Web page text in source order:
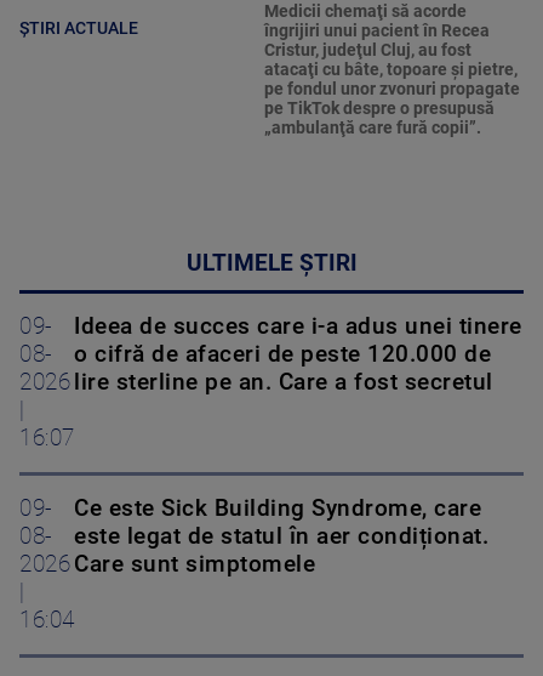
ȘTIRI ACTUALE
Medicii chemaţi să acorde
îngrijiri unui pacient în Recea
Cristur, judeţul Cluj, au fost
atacaţi cu bâte, topoare şi pietre,
pe fondul unor zvonuri propagate
pe TikTok despre o presupusă
„ambulanţă care fură copii”.
ULTIMELE ȘTIRI
09-
08-
2026
16:07
Ideea de succes care i-a adus unei tinere
o cifră de afaceri de peste 120.000 de
lire sterline pe an. Care a fost secretul
09-
08-
2026
16:04
Ce este Sick Building Syndrome, care
este legat de statul în aer condiționat.
Care sunt simptomele